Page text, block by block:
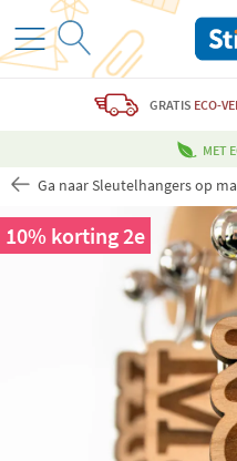
GRATIS ECO-
MET
Ga naar Sleutelhangers op
10% korting 2e